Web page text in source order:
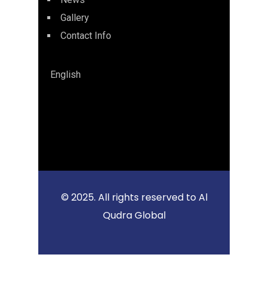
Gallery
Contact Info
English
© 2025. All rights reserved to Al
Qudra Global